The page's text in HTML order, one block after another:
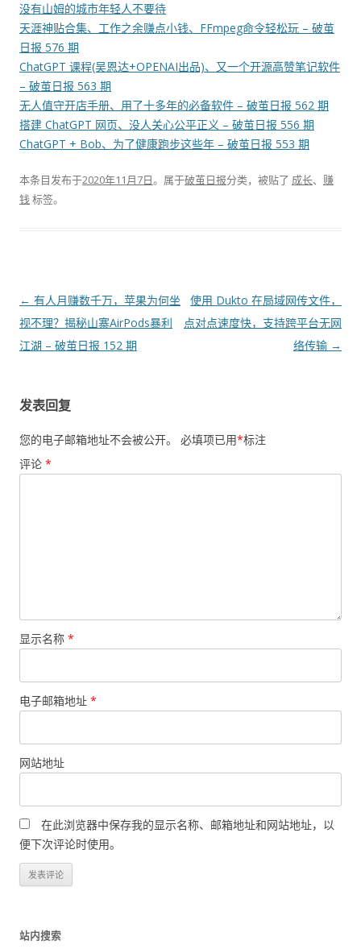
没有山姆的城市年轻人不要待
天涯神贴合集、工作之余赚点小钱、FFmpeg命令轻松玩 – 破茧
日报 576 期
ChatGPT 课程(吴恩达+OPENAI出品)、又一个开源高赞笔记软件
– 破茧日报 563 期
无人值守开店手册、用了十多年的必备软件 – 破茧日报 562 期
搭建 ChatGPT 网页、没人关心公平正义 – 破茧日报 556 期
ChatGPT + Bob、为了健康跑步这些年 – 破茧日报 553 期
本条目发布于2020年11月7日。属于破茧日报分类，被贴了 成长、 赚
钱标签。
文
章
导
← 有人月赚数千万，苹果为何坐
视不理？揭秘山寨AirPods暴利
江湖 – 破茧日报 152 期
使用 Dukto 在局域网传文件，
点对点速度快，支持跨平台无网
络传输 →
发表回复
您的电子邮箱地址不会被公开。 必填项已用*标注
评论 *
显示名称 *
电子邮箱地址 *
网站地址
在此浏览器中保存我的显示名称、邮箱地址和网站地址，以
便下次评论时使用。
站内搜索